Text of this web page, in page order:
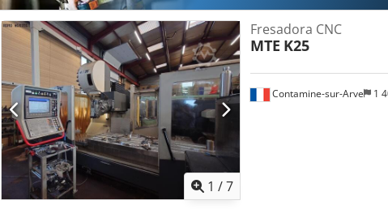
1 /7
Contamine-sur-Arve 1
Fresadora CNC
MTE K25